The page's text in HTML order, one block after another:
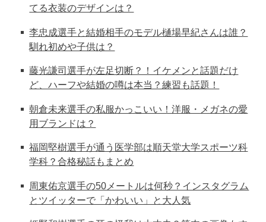
てる衣装のデザインは？
李忠成選手と結婚相手のモデル樋場早紀さんは誰？
馴れ初めや子供は？
藤光謙司選手が左足切断？！イケメンと話題だけ
ど、ハーフや結婚の噂は本当？練習も話題！
朝倉未来選手の私服かっこいい！洋服・メガネの愛
用ブランドは？
福岡堅樹選手が通う医学部は順天堂大学スポーツ科
学科？合格秘話もまとめ
周東佑京選手の50メートルは何秒？インスタグラム
とツイッターで「かわいい」と大人気